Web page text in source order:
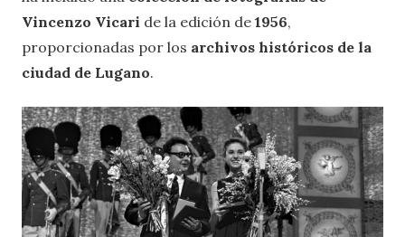
Vincenzo Vicari de la edición de 1956,
proporcionadas por los archivos históricos de la
ciudad de Lugano.